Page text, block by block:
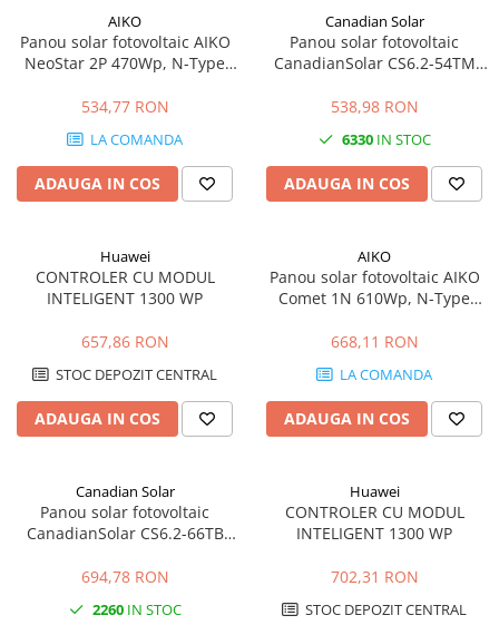
Cabluri energie joasa tensiune -
cupru
Cabluri cupru armat
Cabluri cupru coaxial bransament
Cabluri cupru rezistente la foc
Cabluri flexibile plate
Cabluri medie tensiune
Cabluri medie tensiune aluminiu
Cabluri optice
Cabluri semnalizare si control
Cabluri speciale
Conductori flexibili cupru
Conductori rigizi cupru
Cabluri alarma
Cabluri boxe
Cabluri semnalizare incendiu
AIKO
Panou solar fotovoltaic AIKO
NeoStar 2P 470Wp, N-Type
534,77 RON
LA COMANDA
ADAUGA IN COS
Canadian Solar
Panou solar fotovoltaic
CanadianSolar CS6.2-54TM
eficienta 22,7%
538,98 RON
6330IN STOC
ADAUGA IN COS
Huawei
CONTROLER CU MODUL
INTELIGENT 1300 WP
657,86 RON
STOC DEPOZIT CENTRAL
ADAUGA IN COS
AIKO
Panou solar fotovoltaic AIKO
Comet 1N 610Wp, N-Type
668,11 RON
LA COMANDA
ADAUGA IN COS
Canadian Solar
Panou solar fotovoltaic
CanadianSolar CS6.2-66TB
eficienta 23,3%
694,78 RON
2260IN STOC
Huawei
CONTROLER CU MODUL
INTELIGENT 1300 WP
702,31 RON
STOC DEPOZIT CENTRAL